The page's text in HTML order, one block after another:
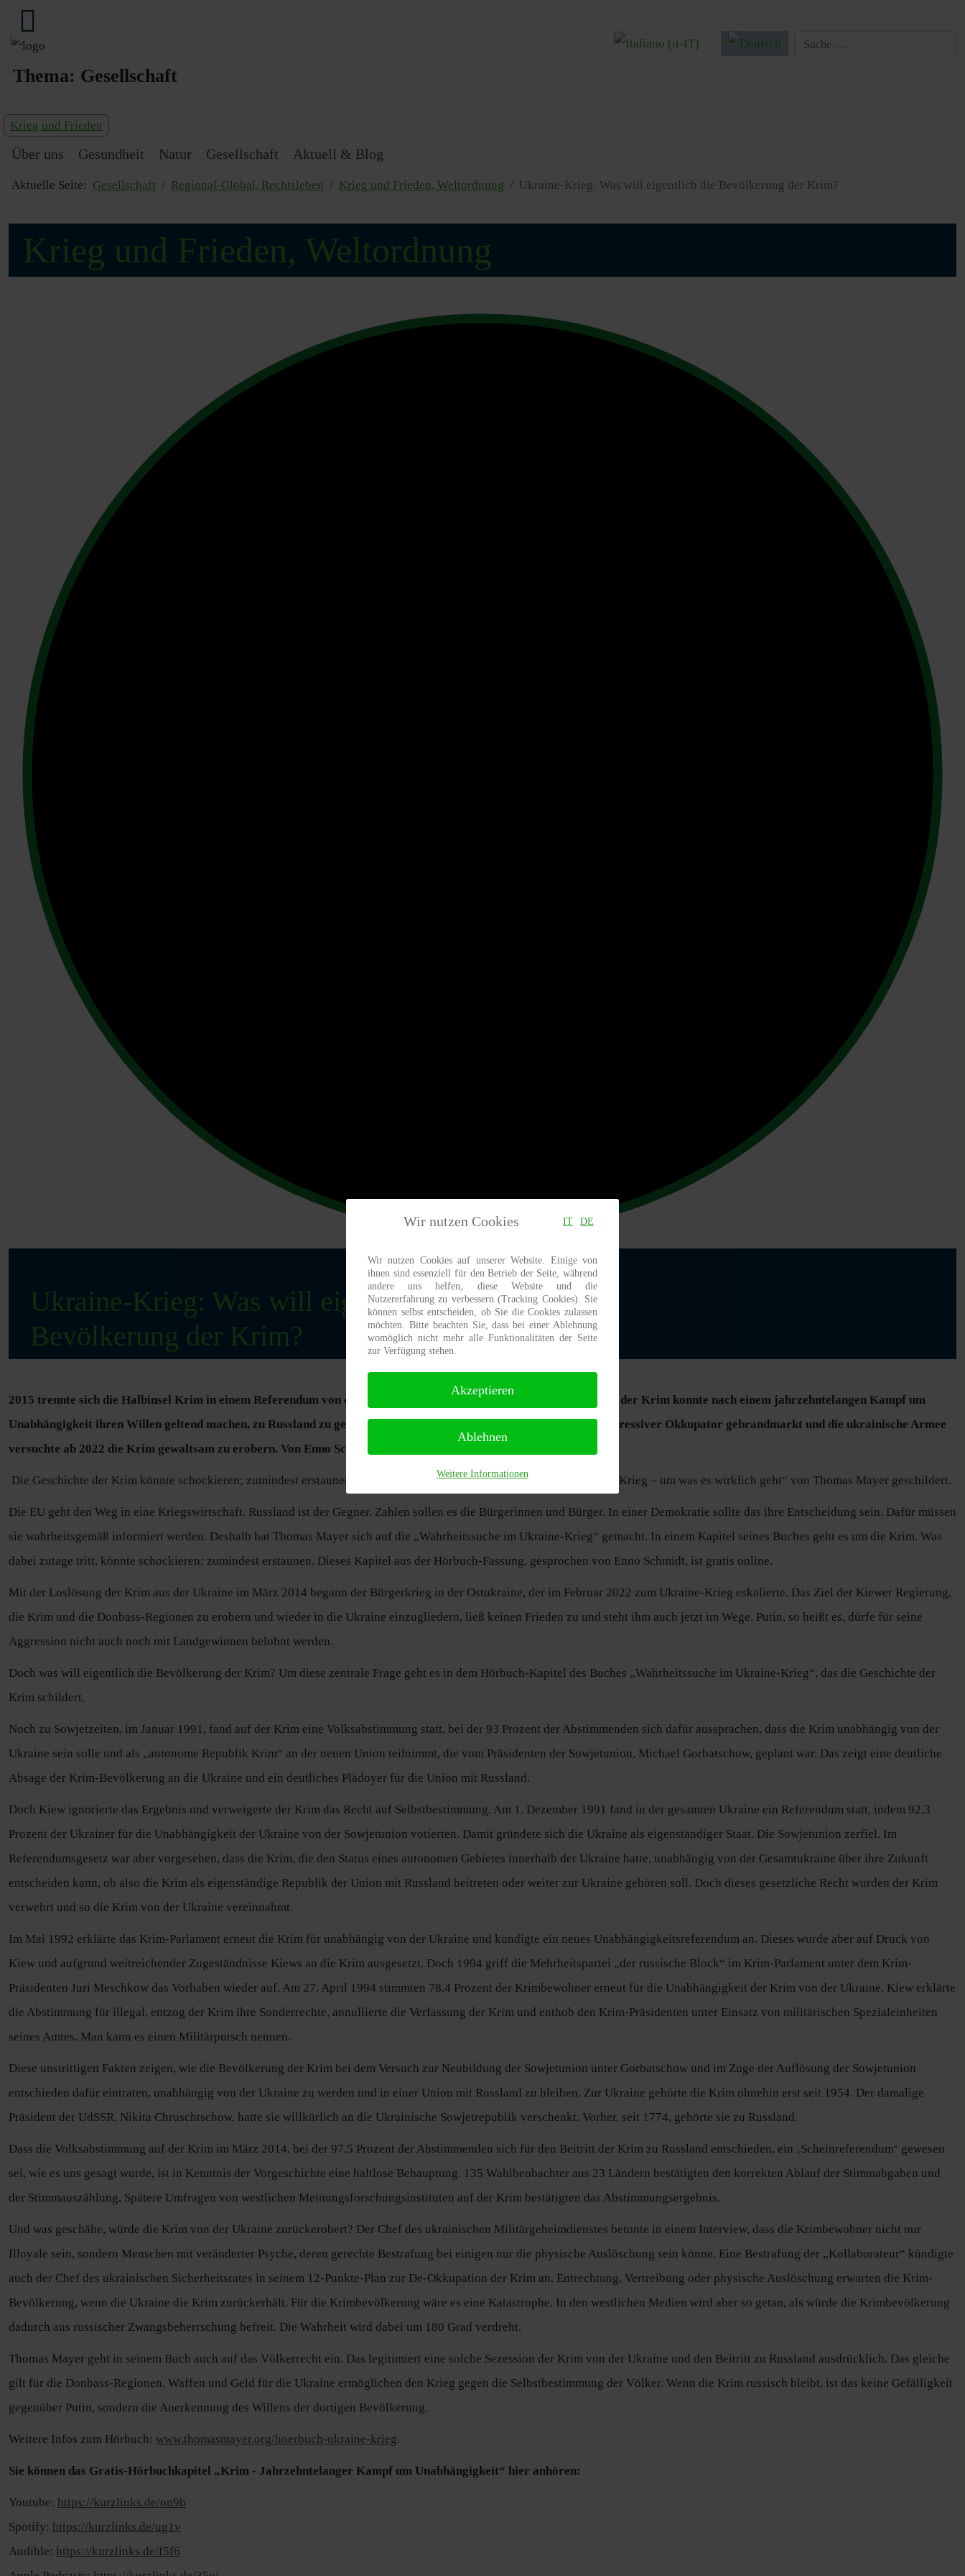
Sprache auswählen
Thema: Gesellschaft
Krieg und Frieden
Über uns Gesundheit Natur Gesellschaft Aktuell & Blog
Aktuelle Seite: Gesellschaft Regional-Global, Rechtsleben Krieg und Frieden, Weltordnung Ukraine-Krieg: Was will eigentlich die Bevölkerung der Krim?
Krieg und Frieden, Weltordnung
Ukraine-Krieg: Was will eigentlich die
Bevölkerung der Krim?
2015 trennte sich die Halbinsel Krim in einem Referendum von der Ukraine und trat Russland bei.
Die Bevölkerung der Krim konnte nach einem jahrzehntelangen Kampf um
Unabhängigkeit ihren Willen geltend machen, zu Russland zu gehören.
Seither wird Russland von der NATO als aggressiver Okkupator gebrandmarkt und die ukrainische Armee
versuchte ab 2022 die Krim gewaltsam zu erobern. Von Enno Schmidt.
Die Geschichte der Krim könnte schockieren; zumindest erstaunen. Sie wird in dem Buch „Wahrheitssuche im Ukraine-Krieg – um was es wirklich geht“ von Thomas Mayer geschildert.
Die EU geht den Weg in eine Kriegswirtschaft. Russland ist der Gegner. Zahlen sollen es die Bürgerinnen und Bürger. In einer Demokratie sollte das ihre Entscheidung sein. Dafür müssen
sie wahrheitsgemäß informiert werden. Deshalb hat Thomas Mayer sich auf die „Wahrheitssuche im Ukraine-Krieg“ gemacht. In einem Kapitel seines Buches geht es um die Krim. Was
dabei zutage tritt, könnte schockieren; zumindest erstaunen. Dieses Kapitel aus der Hörbuch-Fassung, gesprochen von Enno Schmidt, ist gratis online.
Mit der Loslösung der Krim aus der Ukraine im März 2014 begann der Bürgerkrieg in der Ostukraine, der im Februar 2022 zum Ukraine-Krieg eskalierte. Das Ziel der Kiewer Regierung,
die Krim und die Donbass-Regionen zu erobern und wieder in die Ukraine einzugliedern, ließ keinen Frieden zu und steht ihm auch jetzt im Wege. Putin, so heißt es, dürfe für seine
Aggression nicht auch noch mit Landgewinnen belohnt werden.
Doch was will eigentlich die Bevölkerung der Krim? Um diese zentrale Frage geht es in dem Hörbuch-Kapitel des Buches „Wahrheitssuche im Ukraine-Krieg“, das die Geschichte der
Krim schildert.
Noch zu Sowjetzeiten, im Januar 1991, fand auf der Krim eine Volksabstimmung statt, bei der 93 Prozent der Abstimmenden sich dafür aussprachen, dass die Krim unabhängig von der
Ukraine sein solle und als „autonome Republik Krim“ an der neuen Union teilnimmt, die vom Präsidenten der Sowjetunion, Michael Gorbatschow, geplant war. Das zeigt eine deutliche
Absage der Krim-Bevölkerung an die Ukraine und ein deutliches Plädoyer für die Union mit Russland.
Doch Kiew ignorierte das Ergebnis und verweigerte der Krim das Recht auf Selbstbestimmung. Am 1. Dezember 1991 fand in der gesamten Ukraine ein Referendum statt, indem 92,3
Prozent der Ukrainer für die Unabhängigkeit der Ukraine von der Sowjetunion votierten. Damit gründete sich die Ukraine als eigenständiger Staat. Die Sowjetunion zerfiel. Im
Referendumsgesetz war aber vorgesehen, dass die Krim, die den Status eines autonomen Gebietes innerhalb der Ukraine hatte, unabhängig von der Gesamtukraine über ihre Zukunft
entscheiden kann, ob also die Krim als eigenständige Republik der Union mit Russland beitreten oder weiter zur Ukraine gehören soll. Doch dieses gesetzliche Recht wurden der Krim
verwehrt und so die Krim von der Ukraine vereinnahmt.
Im Mai 1992 erklärte das Krim-Parlament erneut die Krim für unabhängig von der Ukraine und kündigte ein neues Unabhängigkeitsreferendum an. Dieses wurde aber auf Druck von
Kiew und aufgrund weitreichender Zugeständnisse Kiews an die Krim ausgesetzt. Doch 1994 griff die Mehrheitspartei „der russische Block“ im Krim-Parlament unter dem Krim-
Präsidenten Juri Meschkow das Vorhaben wieder auf. Am 27. April 1994 stimmten 78,4 Prozent der Krimbewohner erneut für die Unabhängigkeit der Krim von der Ukraine. Kiew erklärte
die Abstimmung für illegal, entzog der Krim ihre Sonderrechte, annullierte die Verfassung der Krim und enthob den Krim-Präsidenten unter Einsatz von militärischen Spezialeinheiten
seines Amtes. Man kann es einen Militärputsch nennen.
Diese unstrittigen Fakten zeigen, wie die Bevölkerung der Krim bei dem Versuch zur Neubildung der Sowjetunion unter Gorbatschow und im Zuge der Auflösung der Sowjetunion
entschieden dafür eintraten, unabhängig von der Ukraine zu werden und in einer Union mit Russland zu bleiben. Zur Ukraine gehörte die Krim ohnehin erst seit 1954. Der damalige
Präsident der UdSSR, Nikita Chruschtschow, hatte sie willkürlich an die Ukrainische Sowjetrepublik verschenkt. Vorher, seit 1774, gehörte sie zu Russland.
Dass die Volksabstimmung auf der Krim im März 2014, bei der 97,5 Prozent der Abstimmenden sich für den Beitritt der Krim zu Russland entschieden, ein ‚Scheinreferendum‘ gewesen
sei, wie es uns gesagt wurde, ist in Kenntnis der Vorgeschichte eine haltlose Behauptung. 135 Wahlbeobachter aus 23 Ländern bestätigten den korrekten Ablauf der Stimmabgaben und
der Stimmauszählung. Spätere Umfragen von westlichen Meinungsforschungsinstituten auf der Krim bestätigten das Abstimmungsergebnis.
Und was geschähe, würde die Krim von der Ukraine zurückerobert? Der Chef des ukrainischen Militärgeheimdienstes betonte in einem Interview, dass die Krimbewohner nicht nur
Illoyale sein, sondern Menschen mit veränderter Psyche, deren gerechte Bestrafung bei einigen nur die physische Auslöschung sein könne. Eine Bestrafung der „Kollaborateur“ kündigte
auch der Chef des ukrainischen Sicherheitsrates in seinem 12-Punkte-Plan zur De-Okkupation der Krim an. Entrechtung, Vertreibung oder physische Auslöschung erwarten die Krim-
Bevölkerung, wenn die Ukraine die Krim zurückerhält. Für die Krimbevölkerung wäre es eine Katastrophe. In den westlichen Medien wird aber so getan, als würde die Krimbevölkerung
dadurch aus russischer Zwangsbeherrschung befreit. Die Wahrheit wird dabei um 180 Grad verdreht.
Thomas Mayer geht in seinem Buch auch auf das Völkerrecht ein. Das legitimiert eine solche Sezession der Krim von der Ukraine und den Beitritt zu Russland ausdrücklich. Das gleiche
gilt für die Donbass-Regionen. Waffen und Geld für die Ukraine ermöglichen den Krieg gegen die Selbstbestimmung der Völker. Wenn die Krim russisch bleibt, ist das keine Gefälligkeit
gegenüber Putin, sondern die Anerkennung des Willens der dortigen Bevölkerung.
Weitere Infos zum Hörbuch: www.thomasmayer.org/hoerbuch-ukraine-krieg.
Sie können das Gratis-Hörbuchkapitel „Krim - Jahrzehntelanger Kampf um Unabhängigkeit“ hier anhören:
Youtube: https://kurzlinks.de/on9b
Spotify: https://kurzlinks.de/ug1v
Audible: https://kurzlinks.de/f5f6
Wir nutzen Cookies IT DE
Wir nutzen Cookies auf unserer Website. Einige von
ihnen sind essenziell für den Betrieb der Seite, während
andere uns helfen, diese Website und die
Nutzererfahrung zu verbessern (Tracking Cookies). Sie
können selbst entscheiden, ob Sie die Cookies zulassen
möchten. Bitte beachten Sie, dass bei einer Ablehnung
womöglich nicht mehr alle Funktionalitäten der Seite
zur Verfügung stehen.
Akzeptieren
Ablehnen
Weitere Informationen